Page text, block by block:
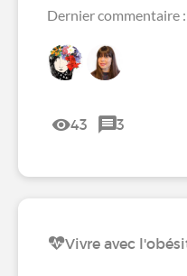
Dernier commentaire
43 3
Vivre avec